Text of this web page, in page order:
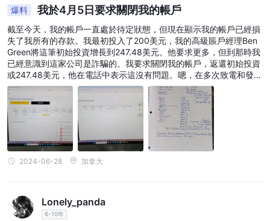
划进行，也可能导致更大的亏损。因此，建议经验较少的交易者在使
用高杠杆时要谨慎。
点差和佣金
OneTrade向客户提供可变点差，点差从1.5点起。这些点差可以根
据市场条件、特定资产的流动性和波动性进行动态调整。
交易平台
One Trade提供了多种平台，通过一个账户即可访问，包括著名的
MT4（软件和硬件）、MT4网络交易员、CRM、社交交易平台和流
动性桥接。这种独特的市场提议提供了一种经济实惠的解决方案，满
供了一个与这些不同需求相匹配的平台。
爆料 我於4月5日要求關閉我的帳戶
截至今天，我的帳戶一直處於待定狀態，但現在顯示我的帳戶已經損
失了我所有的存款。我最初投入了200美元，我的高級賬戶經理Ben
Green將這筆初始投資增長到247.48美元。他要求更多，但到那時我
已經意識到這家公司是詐騙的。我要求關閉我的帳戶，返還初始投資
或247.48美元，他在電話中表示這沒有問題。嗯，在多次致電和發送
電子郵件給Ben Green和他們的客戶服務部門之後，我一無所獲，正
如您所讀到的，他們以詐騙手段損失了我所有的存款。我只能希望通
過向加拿大、美國、國際證券委員會以及現在這家公司投訴，我能夠
恢復損失。OneTrade不是一家值得信賴的金融機構。
2024-06-28 加拿大
Lonely_panda
6-10年